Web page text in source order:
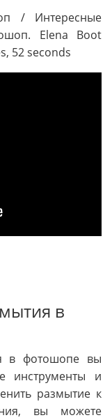
/ Интересные
Elena Boot
52 seconds
в
в фотошопе вы
инструменты и
размытие к
вы можете